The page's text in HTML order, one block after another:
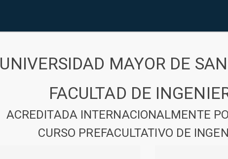
UNIVERSIDAD MAYOR DE
FACULTAD DE
ACREDITADA INTERNACIONALMENTE
CURSO PREFACULTATIVO DE